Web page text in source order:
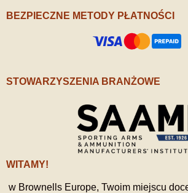
BEZPIECZNE METODY PŁATNOŚCI
STOWARZYSZENIA BRANŻOWE
WITAMY!
w Brownells Europe, Twoim miejscu